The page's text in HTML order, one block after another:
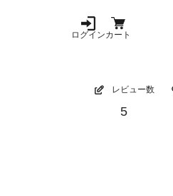
ログインカート
レビュー数
5